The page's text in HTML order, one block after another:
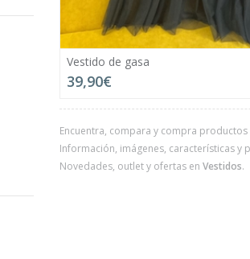
Encuentra, compara y compra
Información, imágenes, características y
Novedades, outlet y ofertas en Vestidos.
Vestido de gasa
39,90€